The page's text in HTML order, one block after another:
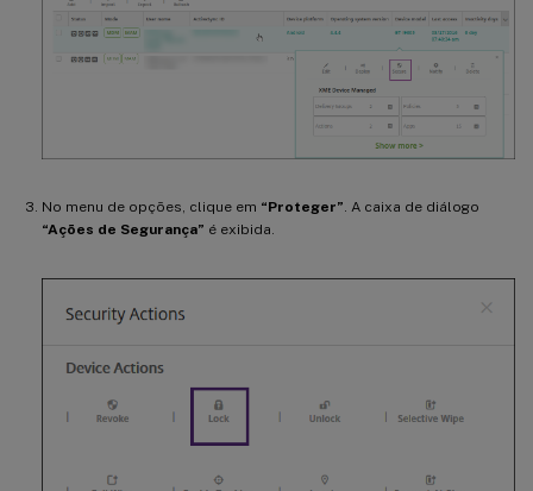
No menu de opções, clique em “Proteger”. A caixa de diálogo
“Ações de Segurança” é exibida.